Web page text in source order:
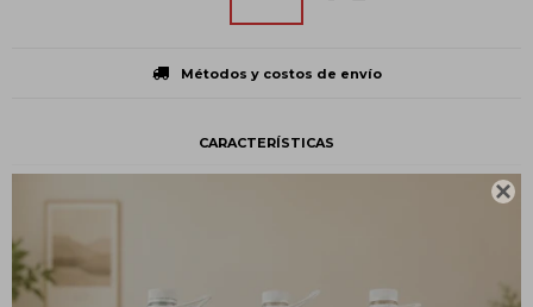

Métodos y costos de envío
CARACTERÍSTICAS
Estado
Líquido